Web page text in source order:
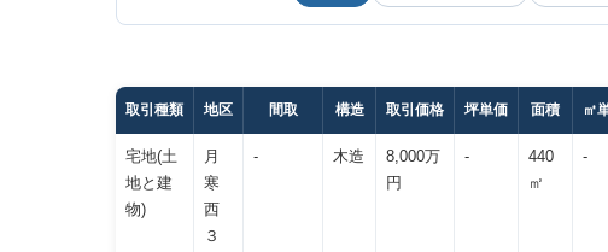
取引種類 地区 間取 構造 取引価格 坪単価 面積 ㎡
宅地(土
地と建
物)
月
寒
西
３
- 木造
8,000万
円
-
440
㎡
-